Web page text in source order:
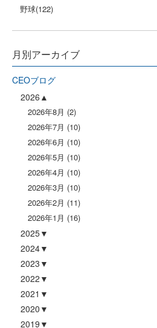
野球(122)
月別アーカイブ
CEOブログ
2026
2026年8月 (2)
2026年7月 (10)
2026年6月 (10)
2026年5月 (10)
2026年4月 (10)
2026年3月 (10)
2026年2月 (11)
2026年1月 (16)
2025
2024
2023
2022
2021
2020
2019